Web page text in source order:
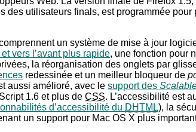
des utilisateurs finals, est programmée pour
un système de mise à jour
vers l’avant plus rapide, une fonction pour
la réorganisation des onglets par
redessinée et un meilleur bloqueur de
aussi amélioré, avec le support des
1.6 et plus de CSS. L’accessibilité est
d’accessibilité du DHTML), la
un support pour Mac OS X plus